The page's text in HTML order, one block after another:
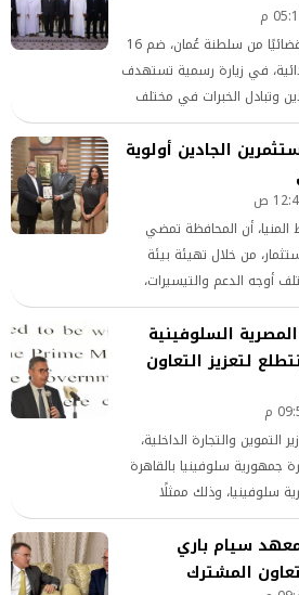
استقبلت محكمة النقض وفدًا قضائيًا من سلطنة عُمان، ضم 16
في زيارة رسمية تستهدف
وتبادل الخبرات في مختلف
الجادين أولوية
المنيا، أن المحافظة تمضي
من خلال تهيئة بيئة
أوجه الدعم والتيسيرات،
بتعزيز دور القطاع الخاص
التنمية الشاملة وزيادة
السلوفينية
لتعزيز التعاون
والتجارة الداخلية،
جمهورية سلوفينيا بالقاهرة
سلوفينيا، وذلك ممثلًا
رئيس مجلس الوزراء الدكتور
سيام باري
المشترك